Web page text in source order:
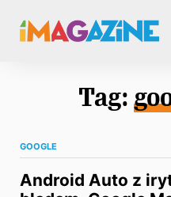
Tag:
GOOGLE
Android Auto z